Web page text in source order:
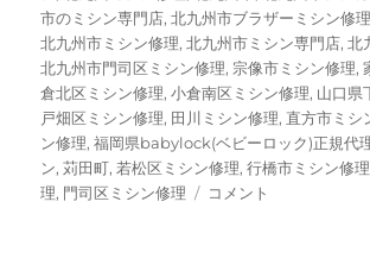
市のミシン専門店,北九州市ブラザーミシン修
北九州市ミシン修理,北九州市ミシン専門店,北
北九州市門司区ミシン修理,宗像市ミシン修理,
倉北区ミシン修理,小倉南区ミシン修理, 山口県
戸畑区ミシン修理, 田川ミシン修理, 直方市ミシ
ン修理,福岡県babylock(ベビーロック)正規代
ン,苅田町,若松区ミシン修理,行橋市ミシン修理
理, 門司区ミシン修理
【ジ
コメント